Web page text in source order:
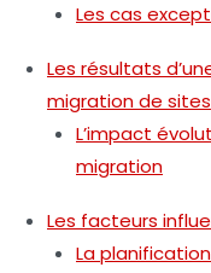
Les cas
Les résultats
migration de sites
L’impact
migration
Les facteurs
La